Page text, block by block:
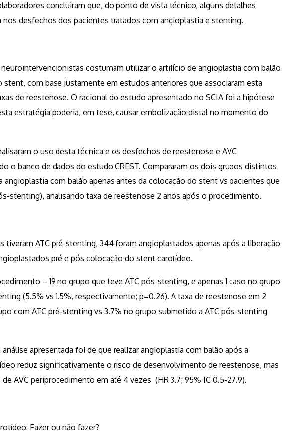
concluiram que, do ponto de vista técnico, alguns detalhes
nos desfechos dos pacientes tratados com angioplastia e stenting.
costumam utilizar o artifício de angioplastia com balão
stent, com base justamente em estudos anteriores que associaram esta
de reestenose. O racional do estudo apresentado no SCIA foi a hipótese
estratégia poderia, em tese, causar embolização distal no momento do
o uso desta técnica e os desfechos de reestenose e AVC
o banco de dados do estudo CREST. Compararam os dois grupos distintos
angioplastia com balão apenas antes da colocação do stent vs pacientes que
stenting), analisando taxa de reestenose 2 anos após o procedimento.
tiveram ATC pré-stenting, 344 foram angioplastados apenas após a liberação
pré e pós colocação do stent carotídeo.
– 19 no grupo que teve ATC pós-stenting, e apenas 1 caso no grupo
(5.5% vs 1.5%, respectivamente; p=0.26). A taxa de reestenose em 2
com ATC pré-stenting vs 3.7% no grupo submetido a ATC pós-stenting
apresentada foi de que realizar angioplastia com balão após a
reduz significativamente o risco de desenvolvimento de reestenose, mas
AVC periprocedimento em até 4 vezes (HR 3.7; 95% IC 0.5-27.9).
Fazer ou não fazer?